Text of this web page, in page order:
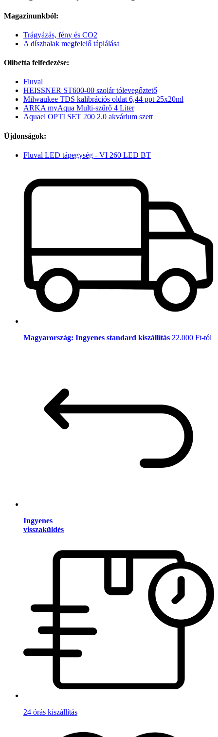
Magazinunkból:
Trágyázás, fény és CO2
A díszhalak megfelelő táplálása
Olibetta felfedezése:
Fluval
HEISSNER ST600-00 szolár tólevegőztető
Milwaukee TDS kalibrációs oldat 6,44 ppt 25x20ml
ARKA myAqua Multi-szűrő 4 Liter
Aquael OPTI SET 200 2.0 akvárium szett
Újdonságok:
Fluval LED tápegység - VI 260 LED BT
Magyarország: Ingyenes standard kiszállítás 22.000 Ft-tól
Ingyenes
visszaküldés
24 órás kiszállítás